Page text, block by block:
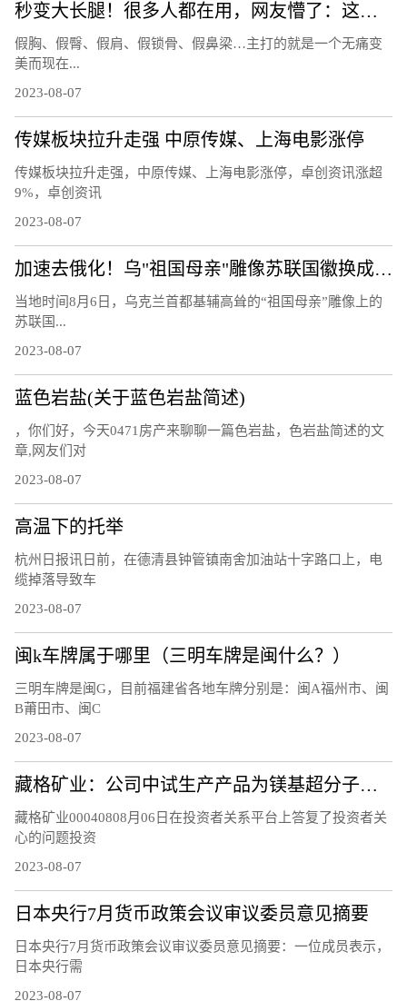
秒变大长腿！很多人都在用，网友懵了：这也有假的？
假胸、假臀、假肩、假锁骨、假鼻梁…主打的就是一个无痛变
美而现在...
2023-08-07
传媒板块拉升走强 中原传媒、上海电影涨停
传媒板块拉升走强，中原传媒、上海电影涨停，卓创资讯涨超
9%，卓创资讯
2023-08-07
加速去俄化！乌"祖国母亲"雕像苏联国徽换成三叉戟
当地时间8月6日，乌克兰首都基辅高耸的“祖国母亲”雕像上的
苏联国...
2023-08-07
蓝色岩盐(关于蓝色岩盐简述)
，你们好，今天0471房产来聊聊一篇色岩盐，色岩盐简述的文
章,网友们对
2023-08-07
高温下的托举
杭州日报讯日前，在德清县钟管镇南舍加油站十字路口上，电
缆掉落导致车
2023-08-07
闽k车牌属于哪里（三明车牌是闽什么？）
三明车牌是闽G，目前福建省各地车牌分别是：闽A福州市、闽
B莆田市、闽C
2023-08-07
藏格矿业：公司中试生产产品为镁基超分子层状结构功能材料，不是镁基超导新材料，不含硼元素
藏格矿业00040808月06日在投资者关系平台上答复了投资者关
心的问题投资
2023-08-07
日本央行7月货币政策会议审议委员意见摘要
日本央行7月货币政策会议审议委员意见摘要：一位成员表示，
日本央行需
2023-08-07